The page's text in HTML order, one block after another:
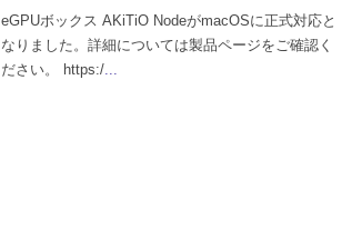
eGPUボックス AKiTiO NodeがmacOSに正式対応と
なりました。詳細については製品ページをご確認く
ださい。 https:/...